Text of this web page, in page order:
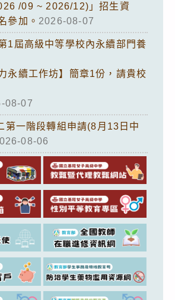
/09 ~ 2026/12)」招生資
參加。 2026-08-07
1屆高級中等學校內永續部門養
永續工作坊】簡章1份，請貴校
08-07
第一階段轉組申請(8月13日中
08-06